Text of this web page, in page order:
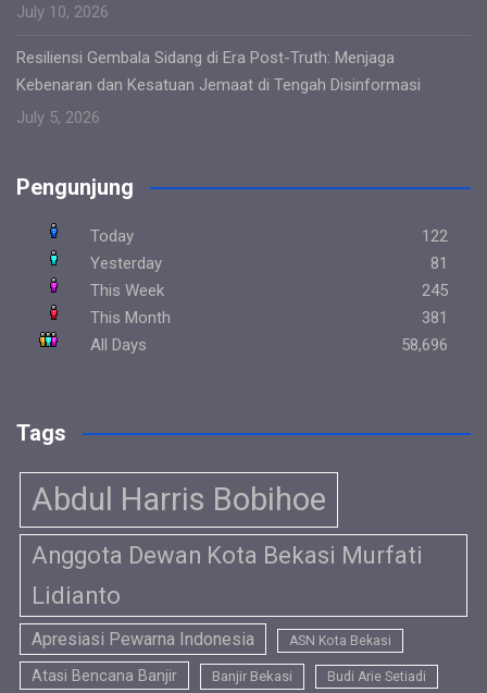
July 10, 2026
Resiliensi Gembala Sidang di Era Post-Truth: Menjaga
Kebenaran dan Kesatuan Jemaat di Tengah Disinformasi
July 5, 2026
Pengunjung
Today
122
Yesterday
81
This Week
245
This Month
381
All Days
58,696
Tags
Abdul Harris Bobihoe
Anggota Dewan Kota Bekasi Murfati
Lidianto
Apresiasi Pewarna Indonesia ASN Kota Bekasi
Atasi Bencana Banjir Banjir Bekasi Budi Arie Setiadi